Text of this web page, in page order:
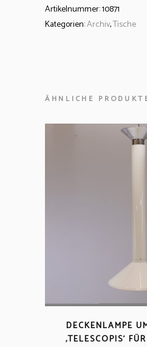
Artikelnummer:10871
Kategorien:Archiv,Tische
ÄHNLICHE
DECKENLAMPE
‚TELESCOPIS‘